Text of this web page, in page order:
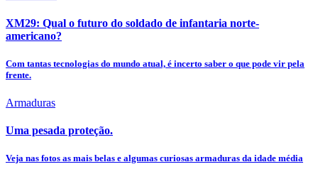
XM29: Qual o futuro do soldado de infantaria norte-
americano?
Com tantas tecnologias do mundo atual, é incerto saber o que pode vir pela
frente.
Armaduras
Uma pesada proteção.
Veja nas fotos as mais belas e algumas curiosas armaduras da idade média